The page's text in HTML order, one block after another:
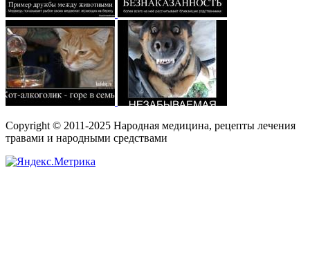
Copyright © 2011-2025 Народная медицина, рецепты лечения
травами и народными средствами